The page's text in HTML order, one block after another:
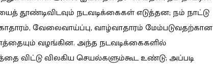
தூண்டிவிடவும் நடவடிக்கைகள் எடுத்தன; நம் நாட்டு
வேலைவாய்ப்பு, வாழ்வாதாரம் மேம்படுவதற்கான
வழங்கின. அந்த நடவடிக்கைகளில்
விட்டு விலகிய செயல்களும்கூட உண்டு; அப்படி